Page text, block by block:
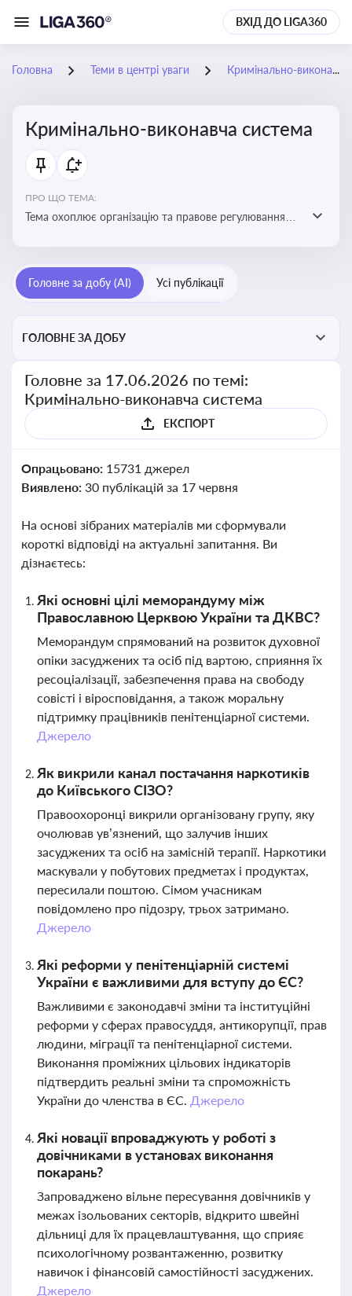
ВХІД ДО LIGA360
Головна Теми в центрі уваги Кримінально-виконавча система
Кримінально-виконавча система
ПРО ЩО ТЕМА:
Тема охоплює організацію та правове регулювання
відбувають покарання
Головне за добу (AI) Усі публікації
ГОЛОВНЕ ЗА ДОБУ
Головне за 17.06.2026 по темі:
Кримінально-виконавча система
ЕКСПОРТ
Опрацьовано: 15731 джерел
Виявлено: 30 публікацій за 17 червня
На основі зібраних матеріалів ми сформували
короткі відповіді на актуальні запитання. Ви
дізнаєтесь:
Які основні цілі меморандуму між
Православною Церквою України та ДКВС?
Меморандум спрямований на розвиток духовної
опіки засуджених та осіб під вартою, сприяння їх
ресоціалізації, забезпечення права на свободу
совісті і віросповідання, а також моральну
підтримку працівників пенітенціарної системи.
Джерело
Як викрили канал постачання наркотиків
до Київського СІЗО?
Правоохоронці викрили організовану групу, яку
очолював ув’язнений, що залучив інших
засуджених та осіб на замісній терапії. Наркотики
маскували у побутових предметах і продуктах,
пересилали поштою. Сімом учасникам
повідомлено про підозру, трьох затримано.
Джерело
Які реформи у пенітенціарній системі
України є важливими для вступу до ЄС?
Важливими є законодавчі зміни та інституційні
реформи у сферах правосуддя, антикорупції, прав
людини, міграції та пенітенціарної системи.
Виконання проміжних цільових індикаторів
підтвердить реальні зміни та спроможність
України до членства в ЄС. Джерело
Які новації впроваджують у роботі з
довічниками в установах виконання
покарань?
Запроваджено вільне пересування довічників у
межах ізольованих секторів, відкрито швейні
дільниці для їх працевлаштування, що сприяє
психологічному розвантаженню, розвитку
навичок і фінансовій самостійності засуджених.
Джерело